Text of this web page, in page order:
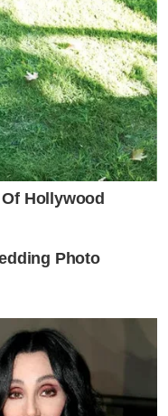
Hollywood
Photo